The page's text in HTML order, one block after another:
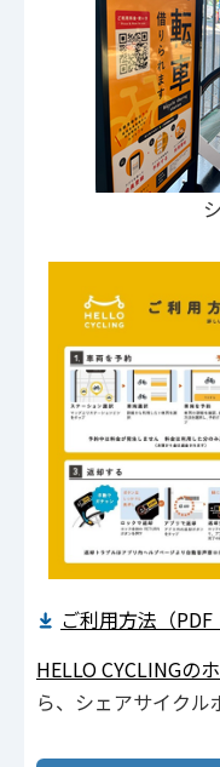
ご利用方法（PDF
HELLO CYCLINGの
ら、シェアサイクル